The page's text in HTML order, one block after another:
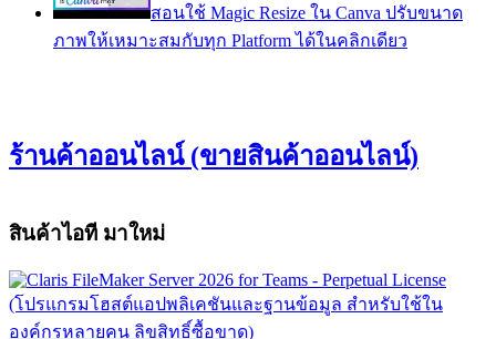
สอนใช้ Magic Resize ใน Canva ปรับขนาด
ภาพให้เหมาะสมกับทุก Platform ได้ในคลิกเดียว
ร้านค้าออนไลน์ (ขายสินค้าออนไลน์)
สินค้าไอที มาใหม่